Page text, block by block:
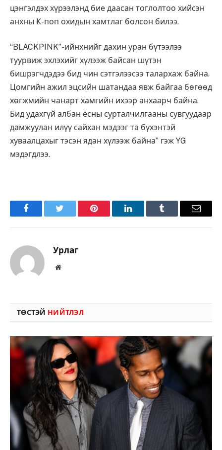
цэнгэлдэх хүрээлэнд бие даасан тоглолтоо хийсэн
анхны К-поп охидын хамтлаг болсон билээ.
“BLACKPINK”-ийнхнийг дахин уран бүтээлээ
туурвиж эхлэхийг хүлээж байсан шүтэн
бишрэгчдэдээ бид чин сэтгэлээсээ талархаж байна.
Цомгийн ажил эцсийн шатандаа явж байгаа бөгөөд
хөгжмийн чанарт хамгийн ихээр анхаарч байна.
Бид удахгүй албан ёсны сурталчилгааны сувгуудаар
дамжуулан илүү сайхан мэдээг та бүхэнтэй
хуваалцахыг тэсэн ядан хүлээж байна” гэж YG
мэдэгдлээ.
FacebookTwitter Pinterest LinkedInTumblr Имэйл
Урлаг
Вэбсайт
ТӨСТЭЙ НИЙТЛЭЛ